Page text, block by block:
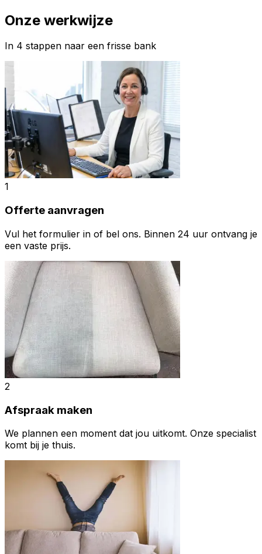
Onze werkwijze
In 4 stappen naar een frisse bank
1
Offerte aanvragen
Vul het formulier in of bel ons. Binnen 24 uur ontvang je
een vaste prijs.
2
Afspraak maken
We plannen een moment dat jou uitkomt. Onze specialist
komt bij je thuis.